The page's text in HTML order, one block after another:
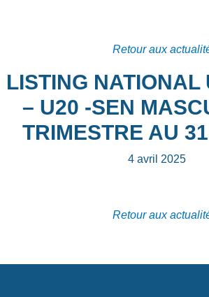
Retour aux
LISTING NATIONAL
– U20 -SEN
TRIMESTRE AU
4 avril 2025
Retour aux